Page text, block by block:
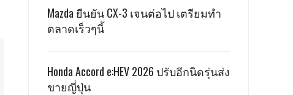
Mazda ยืนยัน CX-3 เจนต่อไป เตรียมทำ
ตลาดเร็วๆนี้
Honda Accord e:HEV 2026 ปรับอีกนิดรุ่นส่ง
ขายญี่ปุ่น